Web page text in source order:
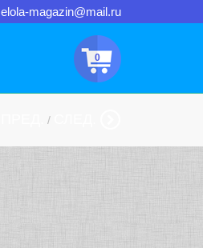
elola-magazin@mail.ru
0
/